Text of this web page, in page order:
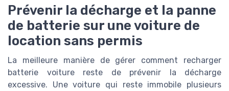
Prévenir la décharge et la panne
de batterie sur une voiture de
location sans permis
La meilleure manière de gérer comment recharger
batterie voiture reste de prévenir la décharge
excessive. Une voiture qui reste immobile plusieurs